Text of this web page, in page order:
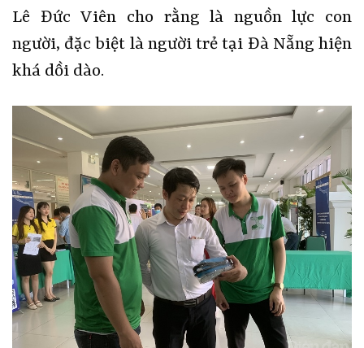
Lê Đức Viên cho rằng là nguồn lực con
người, đặc biệt là người trẻ tại Đà Nẵng hiện
khá dồi dào.